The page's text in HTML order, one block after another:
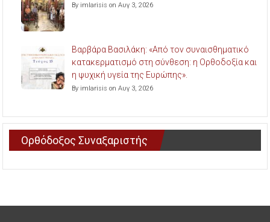
By imlarisis on Αυγ 3, 2026
Βαρβάρα Βασιλάκη: «Από τον συναισθηματικό
κατακερματισμό στη σύνθεση: η Ορθοδοξία και
η ψυχική υγεία της Ευρώπης».
By imlarisis on Αυγ 3, 2026
Ορθόδοξος Συναξαριστής